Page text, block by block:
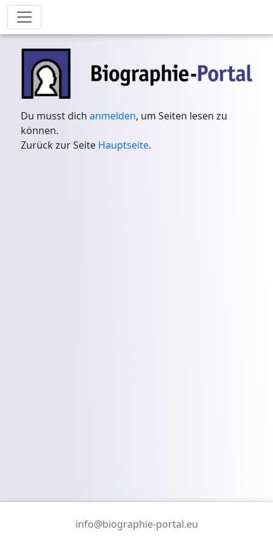
Du musst dichanmelden, um Seiten lesen zu
können.
Zurück zur Seite Hauptseite.
info@biographie-portal.eu